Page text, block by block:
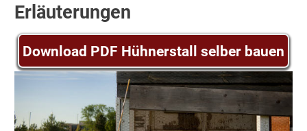
Erläuterungen
Download PDF Hühnerstall selber bauen